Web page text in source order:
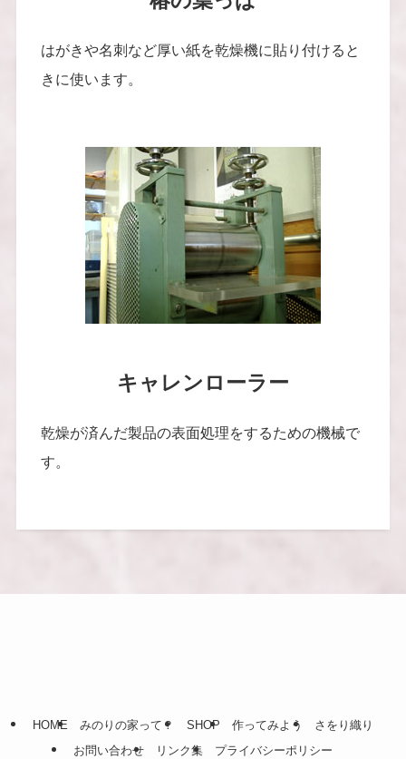
はがきや名刺など厚い紙を乾燥機に貼り付けると
きに使います。
キャレンローラー
乾燥が済んだ製品の表面処理をするための機械で
す。
HOME みのりの家って？ SHOP 作ってみよう
さをり織り
お問い合わせ
リンク集 プライバシーポリシー